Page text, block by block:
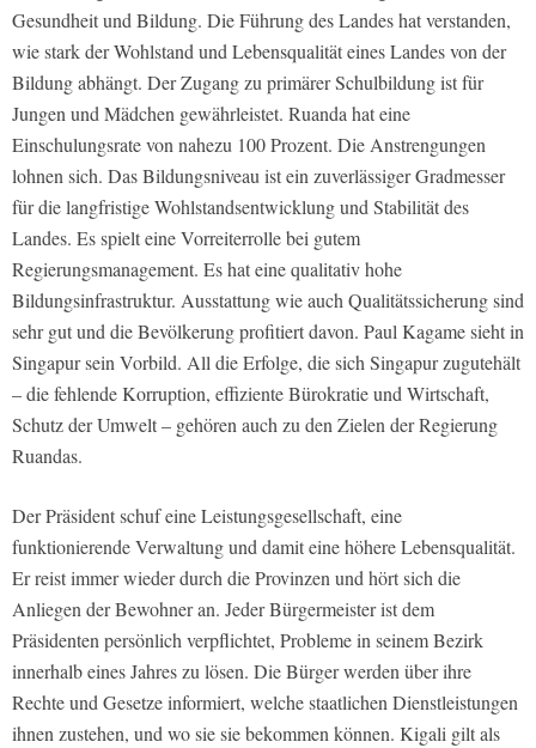
Gesundheit und Bildung. Die Führung des Landes hat verstanden,
wie stark der Wohlstand und Lebensqualität eines Landes von der
Bildung abhängt. Der Zugang zu primärer Schulbildung ist für
Jungen und Mädchen gewährleistet. Ruanda hat eine
Einschulungsrate von nahezu 100 Prozent. Die Anstrengungen
lohnen sich. Das Bildungsniveau ist ein zuverlässiger Gradmesser
für die langfristige Wohlstandsentwicklung und Stabilität des
Landes. Es spielt eine Vorreiterrolle bei gutem
Regierungsmanagement. Es hat eine qualitativ hohe
Bildungsinfrastruktur. Ausstattung wie auch Qualitätssicherung sind
sehr gut und die Bevölkerung profitiert davon. Paul Kagame sieht in
Singapur sein Vorbild. All die Erfolge, die sich Singapur zugutehält
– die fehlende Korruption, effiziente Bürokratie und Wirtschaft,
Schutz der Umwelt – gehören auch zu den Zielen der Regierung
Ruandas.
Der Präsident schuf eine Leistungsgesellschaft, eine
funktionierende Verwaltung und damit eine höhere Lebensqualität.
Er reist immer wieder durch die Provinzen und hört sich die
Anliegen der Bewohner an. Jeder Bürgermeister ist dem
Präsidenten persönlich verpflichtet, Probleme in seinem Bezirk
innerhalb eines Jahres zu lösen. Die Bürger werden über ihre
Rechte und Gesetze informiert, welche staatlichen Dienstleistungen
ihnen zustehen, und wo sie sie bekommen können. Kigali gilt als